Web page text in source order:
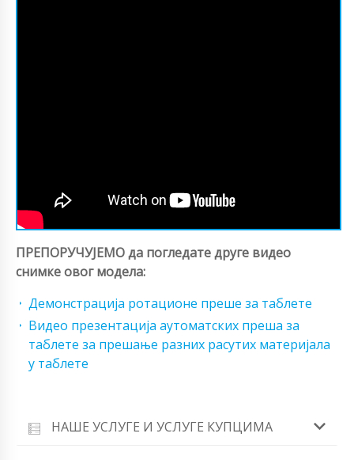
ПРЕПОРУЧУЈЕМО да погледате друге видео
снимке овог модела:
Демонстрација ротационе преше за таблете
Видео презентација аутоматских преша за
таблете за прешање разних расутих материјала
у таблете
НАШЕ УСЛУГЕ И УСЛУГЕ КУПЦИМА